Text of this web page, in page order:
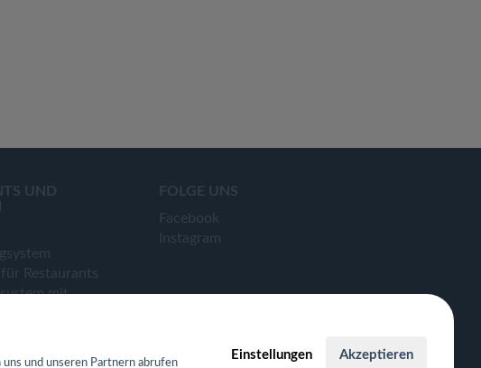
UND
Restaurants
mit
FOLGE UNS
Facebook
Instagram
und unseren Partnern abrufen
Einstellungen Akzeptieren